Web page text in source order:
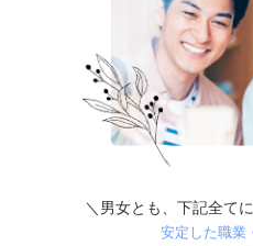
＼男女とも、下記全て
安定した職業